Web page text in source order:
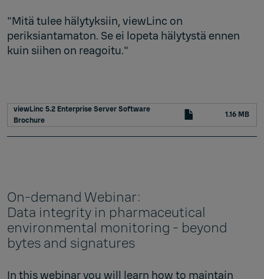
"Mitä tulee hälytyksiin, viewLinc on
periksiantamaton. Se ei lopeta hälytystä ennen
kuin siihen on reagoitu."
viewLinc 5.2 Enterprise Server Software
Brochure
1.16 MB
On-demand Webinar:
Data integrity in pharmaceutical
environmental monitoring - beyond
bytes and signatures
In this webinar you will learn how to maintain